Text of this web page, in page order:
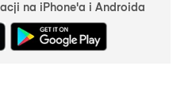
na iPhone'a i Androida